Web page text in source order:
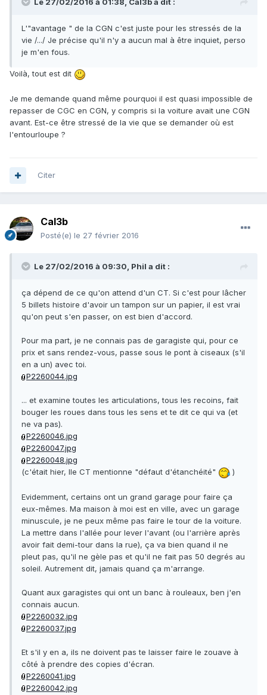
L'"avantage " de la CGN c'est juste pour les stressés de la
vie /.../ Je précise qu'il n'y a aucun mal à être inquiet, perso
je m'en fous.
Voilà, tout est dit
Je me demande quand même pourquoi il est quasi impossible de
repasser de CGC en CGN, y compris si la voiture avait une CGN
avant. Est-ce être stressé de la vie que se demander où est
l'entourloupe ?
Citer
Cal3b
Posté(e) le 27 février 2016
Le 27/02/2016 à 09:30, Phil a dit :
ça dépend de ce qu'on attend d'un CT. Si c'est pour lâcher
5 billets histoire d'avoir un tampon sur un papier, il est vrai
qu'on peut s'en passer, on est bien d'accord.
Pour ma part, je ne connais pas de garagiste qui, pour ce
prix et sans rendez-vous, passe sous le pont à ciseaux (s'il
en a un) avec toi.
P2260044.jpg
... et examine toutes les articulations, tous les recoins, fait
bouger les roues dans tous les sens et te dit ce qui va (et
ne va pas).
P2260046.jpg
P2260047.jpg
P2260048.jpg
(c'était hier, lle CT mentionne "défaut d'étanchéité"
)
Evidemment, certains ont un grand garage pour faire ça
eux-mêmes. Ma maison à moi est en ville, avec un garage
minuscule, je ne peux même pas faire le tour de la voiture.
La mettre dans l'allée pour lever l'avant (ou l'arrière après
avoir fait demi-tour dans la rue), ça va bien quand il ne
pleut pas, qu'il ne gèle pas et qu'il ne fait pas 50 degrés au
soleil. Autrement dit, jamais quand ça m'arrange.
Quant aux garagistes qui ont un banc à rouleaux, ben j'en
connais aucun.
P2260032.jpg
P2260037.jpg
Et s'il y en a, ils ne doivent pas te laisser faire le zouave à
côté à prendre des copies d'écran.
P2260041.jpg
P2260042.jpg